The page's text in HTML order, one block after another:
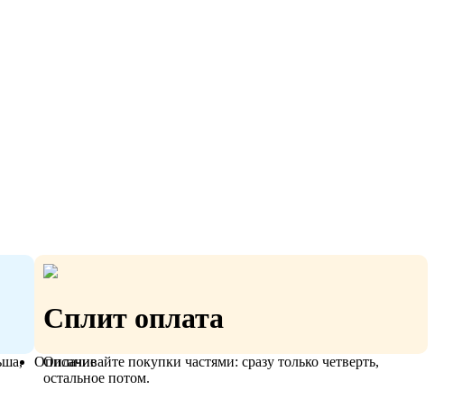
Сплит оплата
Оплачивайте покупки частями: сразу только четверть,
остальное потом.
Описание